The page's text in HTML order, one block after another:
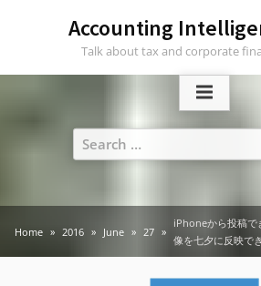
Accounting
Talk about tax and corporate
Search
for:
Home 2016 June 27
iPhoneから投稿で
像を七夕に反映で